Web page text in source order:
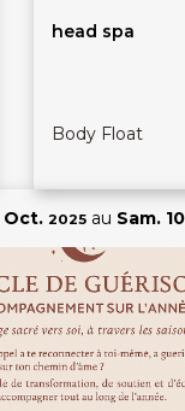
head spa
Body Float
Oct. 2025 au Sam.